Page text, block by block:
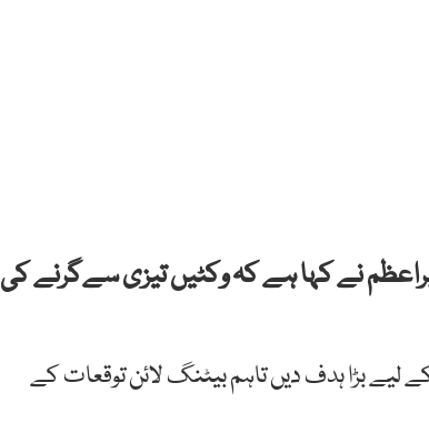
نے کہا ہے کہ وکٹیں تیزی سےگرنے کی
بڑا ہدف دیں تاہم بیٹنگ لائن توقعات کے